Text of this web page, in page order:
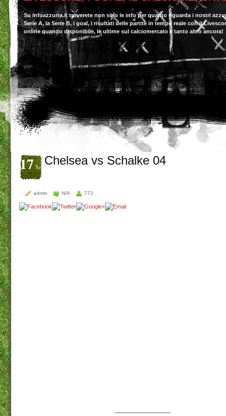
Su infoazzurra.it troverete non solo le info per quanto riguarda i nostri
Serie A, la Serie B, i goal, i risultati delle partite in tempo reale con il
online quando disponibile, le ultime sul calciomercato e tanto altro ancora!
17Set Chelsea vs Schalke 04
admin N/A 772
——————————